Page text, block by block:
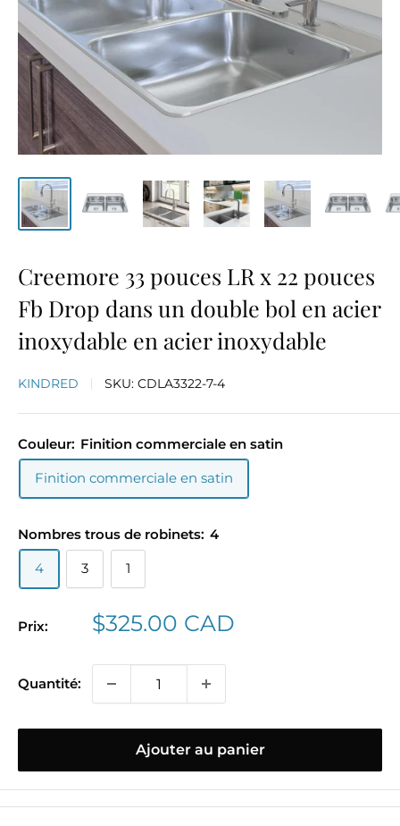
Creemore 33 pouces LR x 22 pouces
Fb Drop dans un double bol en acier
inoxydable en acier inoxydable
KINDRED SKU: CDLA3322-7-4
Couleur: Finition commerciale en satin
Finition commerciale en satin
Nombres trous de robinets: 4
4
3 1
Prix:
Prix
$325.00 CAD
Quantité:
Ajouter au panier